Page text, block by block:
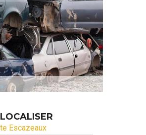
Escazeaux